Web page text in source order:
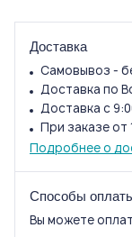
Доставка
Самовывоз -
Доставка по
Доставка с
При заказе от
Подробнее о
Способы
Вы можете